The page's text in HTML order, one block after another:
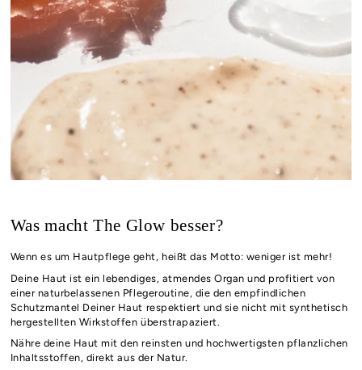
Was macht The Glow besser?
Wenn es um Hautpflege geht, heißt das Motto: weniger ist mehr!
Deine Haut ist ein lebendiges, atmendes Organ und profitiert von
einer naturbelassenen Pflegeroutine, die den empfindlichen
Schutzmantel Deiner Haut respektiert und sie nicht mit synthetisch
hergestellten Wirkstoffen überstrapaziert.
Nähre deine Haut mit den reinsten und hochwertigsten pflanzlichen
Inhaltsstoffen, direkt aus der Natur.